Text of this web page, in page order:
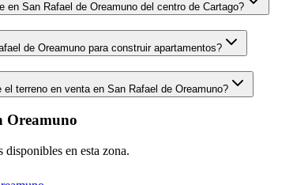
en San Rafael de Oreamuno del centro de Cartago?
de Oreamuno para construir apartamentos?
terreno en venta en San Rafael de Oreamuno?
Oreamuno
en esta zona.